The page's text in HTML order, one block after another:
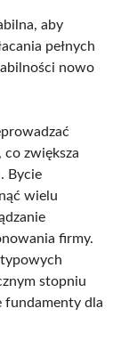
aby
pełnych
nowo
co zwiększa
Bycie
wielu
firmy.
stopniu
fundamenty dla